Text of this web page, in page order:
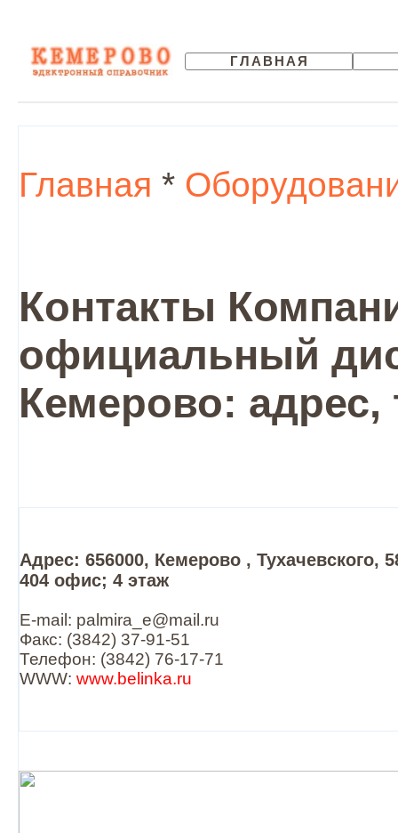
ГЛАВНАЯ
Главная *
Контакты
официальный
Кемерово: адрес,
Адрес: 656000, Кемерово , Тухачевского,
404 офис; 4 этаж
E-mail: palmira_e@mail.ru
Факс: (3842) 37-91-51
Телефон: (3842) 76-17-71
WWW: www.belinka.ru